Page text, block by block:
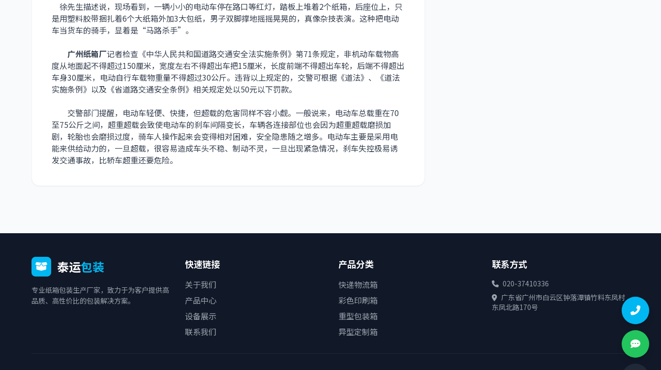
徐先生描述说，现场看到，一辆小小的电动车停在路口等红灯，踏板上堆着2个纸箱，后座位上，只
是用塑料胶带捆扎着6个大纸箱外加3大包纸，男子双脚撑地摇摇晃晃的，真像杂技表演。这种把电动
车当货车的骑手，显着是“马路杀手”。
广州纸箱厂记者检查《中华人民共和国道路交通安全法实施条例》第71条规定，非机动车载物高
度从地面起不得超过150厘米，宽度左右不得超出车把15厘米，长度前端不得超出车轮，后端不得超出
车身30厘米，电动自行车载物重量不得超过30公斤。违背以上规定的，交警可根据《道法》、《道法
实施条例》以及《省道路交通安全条例》相关规定处以50元以下罚款。
交警部门提醒，电动车轻便、快捷，但超载的危害同样不容小觑。一般说来，电动车总载重在70
至75公斤之间，超重超载会致使电动车的刹车间隔变长，车辆各连接部位也会因为超重超载磨损加
剧，轮胎也会磨损过度，骑车人操作起来会变得相对困难，安全隐患随之增多。电动车主要是采用电
能来供给动力的，一旦超载，很容易造成车头不稳、制动不灵，一旦出现紧急情况，刹车失控极易诱
发交通事故，比轿车超重还要危险。
泰运包装
专业纸箱包装生产厂家，致力于为客户提供高
品质、高性价比的包装解决方案。
快速链接
关于我们
产品中心
设备展示
联系我们
产品分类
快递物流箱
彩色印刷箱
重型包装箱
异型定制箱
联系方式
020-37410336
广东省广州市白云区钟落潭镇竹料东凤村
东凤北路170号